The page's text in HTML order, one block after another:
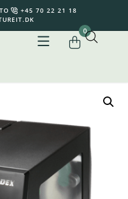
+45 70 22 21 18
0
TIL KASSE